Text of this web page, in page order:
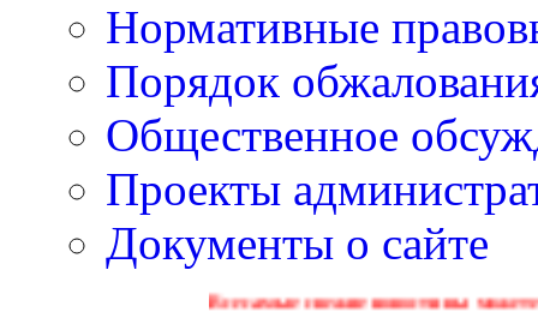
Нормативные
Порядок
Общественное
Проекты
Документы о сайте
Все самые свежие новости вы можете найти на